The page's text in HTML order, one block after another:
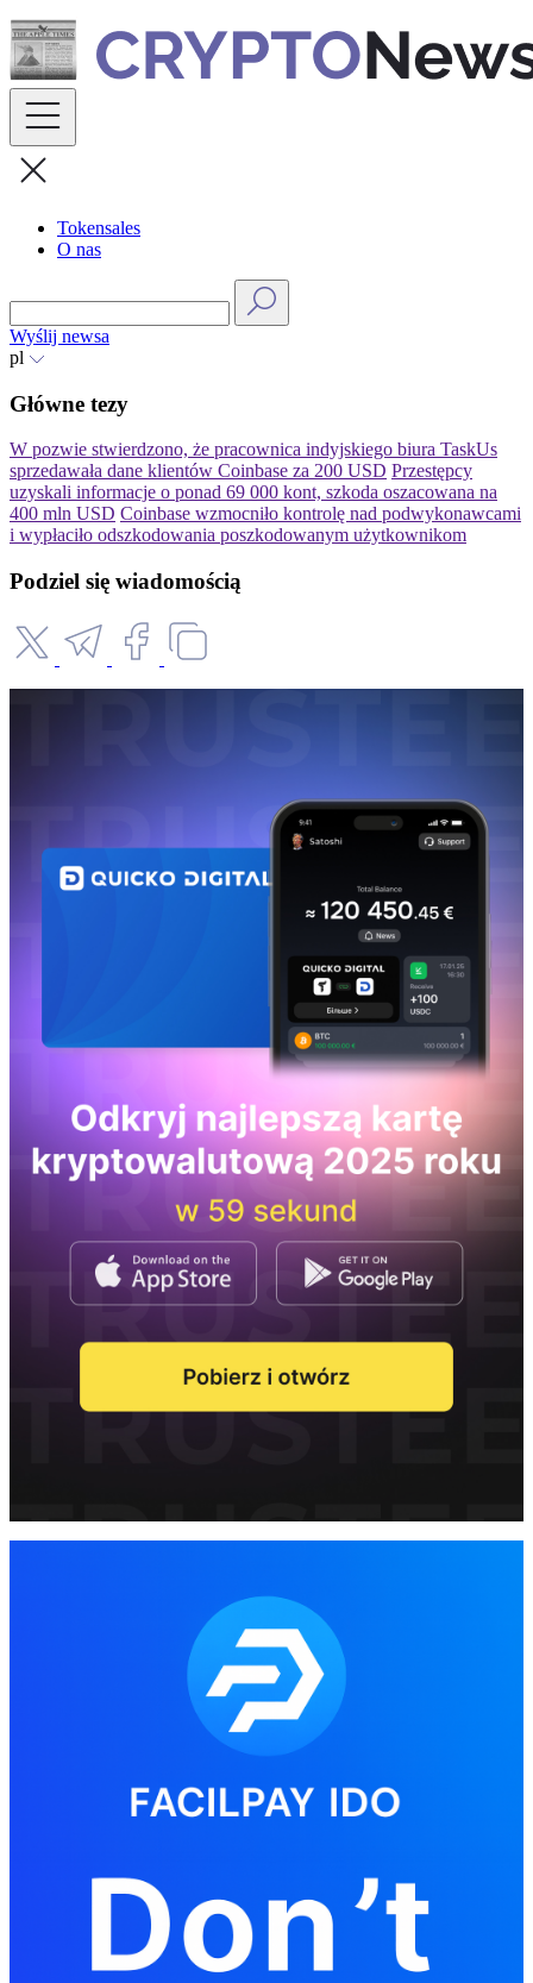
Skip
to
content
Tokensales
O nas
Wyślij newsa
pl
Główne tezy
W pozwie stwierdzono, że pracownica indyjskiego biura TaskUs
sprzedawała dane klientów Coinbase za 200 USD Przestępcy
uzyskali informacje o ponad 69 000 kont, szkoda oszacowana na
400 mln USD Coinbase wzmocniło kontrolę nad podwykonawcami
i wypłaciło odszkodowania poszkodowanym użytkownikom
Podziel się wiadomością